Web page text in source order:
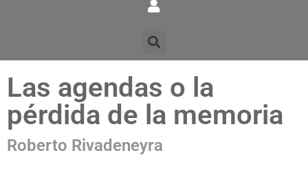
Las agendas o la
pérdida de la memoria
Roberto Rivadeneyra